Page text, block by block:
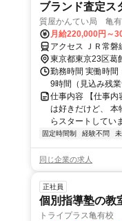
ブランド査定ス
質屋かんてい局 亀
月給220,000円～
アクセス ＪＲ常磐
東京都東京23区葛
勤務時間 実働時
9時間（見込み残
仕事内容 【仕
は好きだけど、
らスタートし
固定時間制 経験不問
同じ企業の求人
正社員
個別指導塾の教
トライプラス亀有校